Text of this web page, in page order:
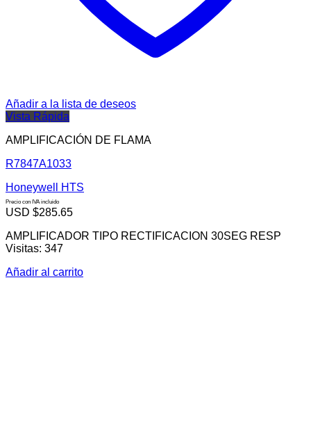
Añadir a la lista de deseos
Vista Rápida
AMPLIFICACIÓN DE FLAMA
R7847A1033
Honeywell HTS
Precio con IVA incluido
USD $285.65
AMPLIFICADOR TIPO RECTIFICACION 30SEG RESP
Visitas: 347
Añadir al carrito